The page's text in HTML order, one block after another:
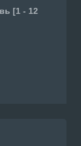
[1 - 12